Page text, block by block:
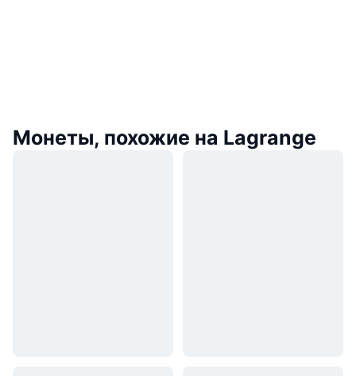
Монеты, похожие на Lagrange